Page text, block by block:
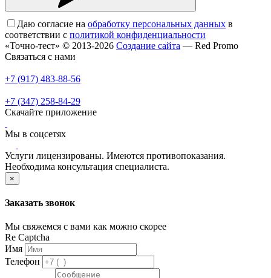
Даю согласие на обработку персональных данных в
соответствии с политикой конфиденциальности
«Точно-тест» © 2013-2026 Создание сайта — Red Promo
Связаться с нами
+7 (917) 483-88-56
+7 (347) 258-84-29
Скачайте приложение
Мы в соцсетях
Услуги лицензированы. Имеются противопоказания.
Необходима консультация специалиста.
×
Заказать звонок
Мы свяжемся с вами как можно скорее
Re Captcha
Имя
Телефон